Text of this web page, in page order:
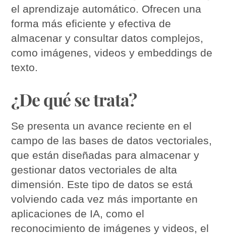
el aprendizaje automático. Ofrecen una
forma más eficiente y efectiva de
almacenar y consultar datos complejos,
como imágenes, videos y embeddings de
texto.
¿De qué se trata?
Se presenta un avance reciente en el
campo de las bases de datos vectoriales,
que están diseñadas para almacenar y
gestionar datos vectoriales de alta
dimensión. Este tipo de datos se está
volviendo cada vez más importante en
aplicaciones de IA, como el
reconocimiento de imágenes y videos, el